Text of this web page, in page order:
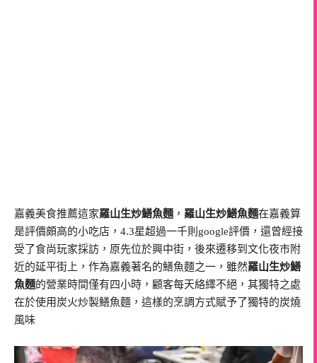
嘉義美食推薦這家羅山生炒鱔魚麵 ， 羅山生炒鱔魚麵在嘉義算
是評價頗高的小吃店，4.3星超過一千則google評價，還曾經接
受了食尚玩家採訪，原先位於興中街，後來遷移到文化夜市附
近的延平街上，作為嘉義著名的鱔魚麵之一，雖然羅山生炒鱔
魚麵的營業時間僅有四小時，顧客每天絡繹不絕，其獨特之處
在於使用炭火炒製鱔魚麵，這樣的烹調方式賦予了獨特的炭燒
風味